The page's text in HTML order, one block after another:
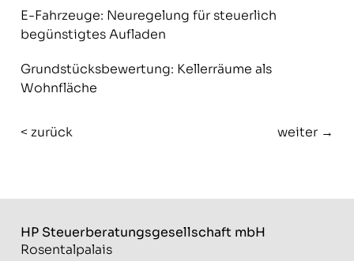
E-Fahrzeuge: Neuregelung für steuerlich
begünstigtes Aufladen
Grundstücksbewertung: Kellerräume als
Wohnfläche
< zurück weiter →
HP Steuerberatungs­gesellschaft mbH
Rosentalpalais